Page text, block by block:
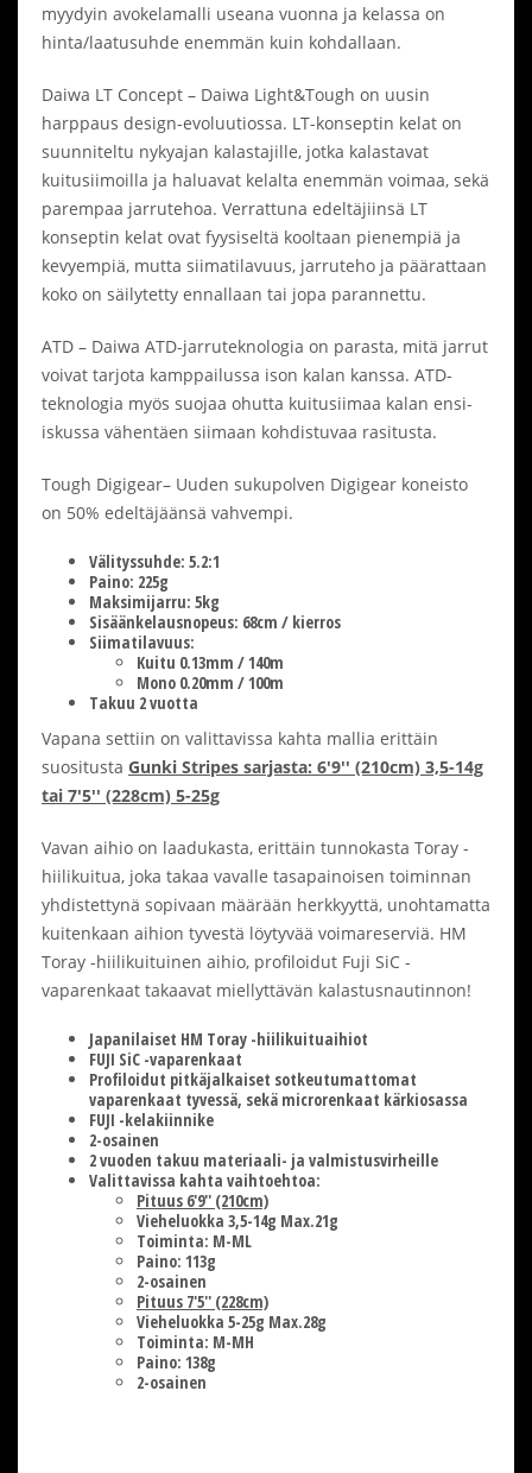
myydyin avokelamalli useana vuonna ja kelassa on
hinta/laatusuhde enemmän kuin kohdallaan.
Daiwa LT Concept – Daiwa Light&Tough on uusin
harppaus design-evoluutiossa. LT-konseptin kelat on
suunniteltu nykyajan kalastajille, jotka kalastavat
kuitusiimoilla ja haluavat kelalta enemmän voimaa, sekä
parempaa jarrutehoa. Verrattuna edeltäjiinsä LT
konseptin kelat ovat fyysiseltä kooltaan pienempiä ja
kevyempiä, mutta siimatilavuus, jarruteho ja päärattaan
koko on säilytetty ennallaan tai jopa parannettu.
ATD – Daiwa ATD-jarruteknologia on parasta, mitä jarrut
voivat tarjota kamppailussa ison kalan kanssa. ATD-
teknologia myös suojaa ohutta kuitusiimaa kalan ensi-
iskussa vähentäen siimaan kohdistuvaa rasitusta.
Tough Digigear– Uuden sukupolven Digigear koneisto
on 50% edeltäjäänsä vahvempi.
Välityssuhde: 5.2:1
Paino: 225g
Maksimijarru: 5kg
Sisäänkelausnopeus: 68cm / kierros
Siimatilavuus:
Kuitu 0.13mm / 140m
Mono 0.20mm / 100m
Takuu 2 vuotta
Vapana settiin on valittavissa kahta mallia erittäin
suositusta Gunki Stripes sarjasta: 6'9'' (210cm) 3,5-14g
tai 7'5'' (228cm) 5-25g
Vavan aihio on laadukasta, erittäin tunnokasta Toray -
hiilikuitua, joka takaa vavalle tasapainoisen toiminnan
yhdistettynä sopivaan määrään herkkyyttä, unohtamatta
kuitenkaan aihion tyvestä löytyvää voimareserviä. HM
Toray -hiilikuituinen aihio, profiloidut Fuji SiC -
vaparenkaat takaavat miellyttävän kalastusnautinnon!
Japanilaiset HM Toray -hiilikuituaihiot
FUJI SiC -vaparenkaat
Profiloidut pitkäjalkaiset sotkeutumattomat
vaparenkaat tyvessä, sekä microrenkaat kärkiosassa
FUJI -kelakiinnike
2-osainen
2 vuoden takuu materiaali- ja valmistusvirheille
Valittavissa kahta vaihtoehtoa:
Pituus 6'9'' (210cm)
Vieheluokka 3,5-14g Max.21g
Toiminta: M-ML
Paino: 113g
2-osainen
Pituus 7'5'' (228cm)
Vieheluokka 5-25g Max.28g
Toiminta: M-MH
Paino: 138g
2-osainen